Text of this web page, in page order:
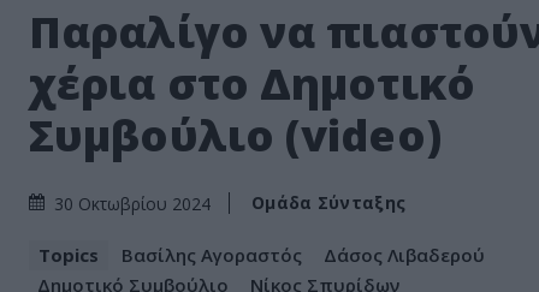
Παραλίγο να
χέρια στο Δημοτικό
Συμβούλιο (video)
30 Οκτωβρίου 2024 Ομάδα Σύνταξης
Topics Βασίλης Αγοραστός
Δάσος Λιβαδερού
Δημοτικό Συμβούλιο
Νίκος Σπυρίδων